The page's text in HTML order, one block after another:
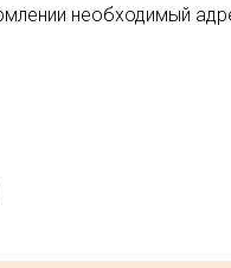
необходимый